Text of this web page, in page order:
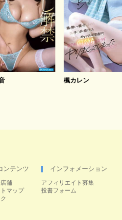
楓カレン
ンテンツ
舗
マップ
インフォメーション
アフィリエイト募集
投書フォーム